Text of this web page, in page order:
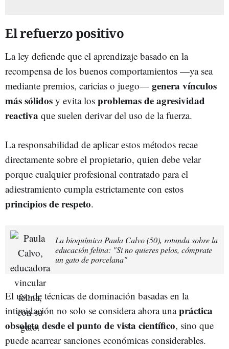
El refuerzo positivo
La ley defiende que el aprendizaje basado en la
recompensa de los buenos comportamientos —ya sea
mediante premios, caricias o juego— genera vínculos
más sólidos y evita los problemas de agresividad
reactiva que suelen derivar del uso de la fuerza.
La responsabilidad de aplicar estos métodos recae
directamente sobre el propietario, quien debe velar
porque cualquier profesional contratado para el
adiestramiento cumpla estrictamente con estos
principios de respeto.
La bioquímica Paula Calvo (50), rotunda sobre la
educación felina: "Si no quieres pelos, cómprate
un gato de porcelana"
El uso de técnicas de dominación basadas en la
intimidación no solo se considera ahora unapráctica
obsoleta desde el punto de vista científico, sino que
puede acarrear sanciones económicas considerables.